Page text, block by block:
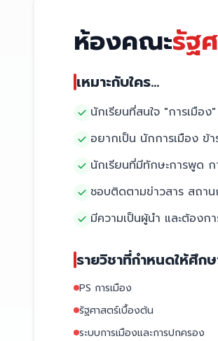
ห้องคณะรัฐ
เหมาะกับใคร...
นักเรียนที่สนใจ "การเมือ
อยากเป็น นักการเมือง ข้
นักเรียนที่มีทักษะการพูด ก
ชอบติดตามข่าวสาร สถาน
มีความเป็นผู้นำ และต้องก
รายวิชาที่กำหนดให้ศึก
PS การเมือง
รัฐศาสตร์เบื้องต้น
ระบบการเมืองและการปกครอง